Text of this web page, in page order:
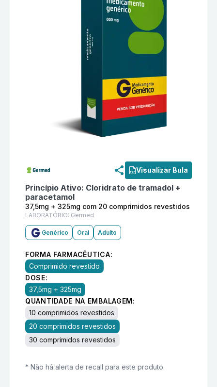
Visualizar Bula
Princípio Ativo: Cloridrato de tramadol +
paracetamol
37,5mg + 325mg com 20 comprimidos revestidos
LABORATÓRIO: Germed
Genérico Oral Adulto
FORMA FARMACÊUTICA:
Comprimido revestido
DOSE:
37,5mg + 325mg
QUANTIDADE NA EMBALAGEM:
10 comprimidos revestidos
20 comprimidos revestidos
30 comprimidos revestidos
* Não há alerta de recall para este produto.